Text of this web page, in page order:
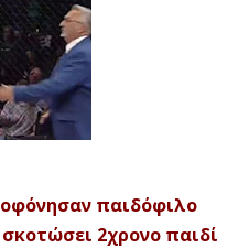
παιδόφιλο
2χρονο παιδί